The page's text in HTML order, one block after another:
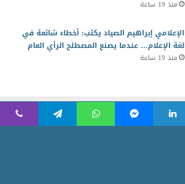
منذ 19 ساعة
الإعلامي إبراهيم الصياد يكتب: أخطاء شائعة في
لغة الإعلام… عندما يصنع المصطلح الرأي العام
منذ 19 ساعة